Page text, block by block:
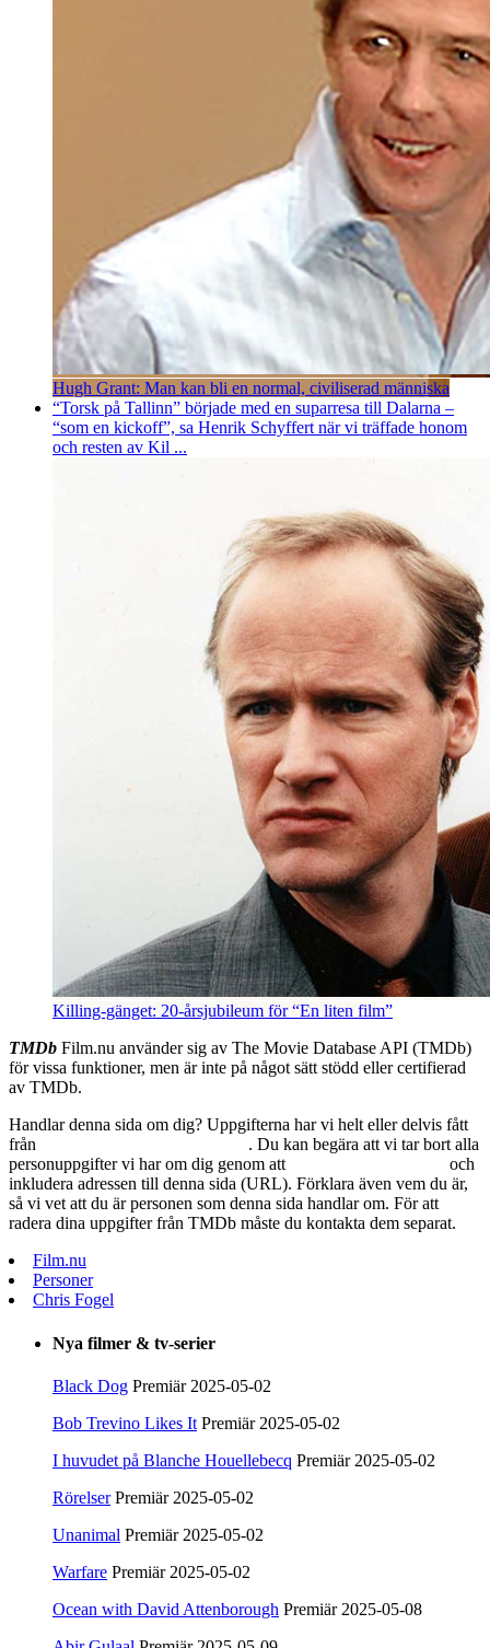
Hugh Grant: Man kan bli en normal, civiliserad människa
“Torsk på Tallinn” började med en suparresa till Dalarna –
“som en kickoff”, sa Henrik Schyffert när vi träffade honom
och resten av Kil ...
Killing-gänget: 20-årsjubileum för “En liten film”
TMDb Film.nu använder sig av The Movie Database API (TMDb)
för vissa funktioner, men är inte på något sätt stödd eller certifierad
av TMDb.
Handlar denna sida om dig? Uppgifterna har vi helt eller delvis fått
från
. Du kan begära att vi tar bort alla
personuppgifter vi har om dig genom att
och
inkludera adressen till denna sida (URL). Förklara även vem du är,
så vi vet att du är personen som denna sida handlar om. För att
radera dina uppgifter från TMDb måste du kontakta dem separat.
Film.nu
Personer
Chris Fogel
Nya filmer & tv-serier
Black Dog Premiär 2025-05-02
Bob Trevino Likes It Premiär 2025-05-02
I huvudet på Blanche Houellebecq Premiär 2025-05-02
Rörelser Premiär 2025-05-02
Unanimal Premiär 2025-05-02
Warfare Premiär 2025-05-02
Ocean with David Attenborough Premiär 2025-05-08